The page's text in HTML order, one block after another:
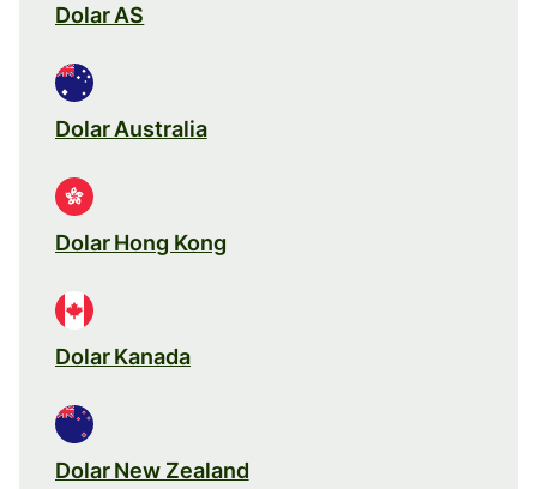
Dolar AS
Dolar Australia
Dolar Hong Kong
Dolar Kanada
Dolar New Zealand